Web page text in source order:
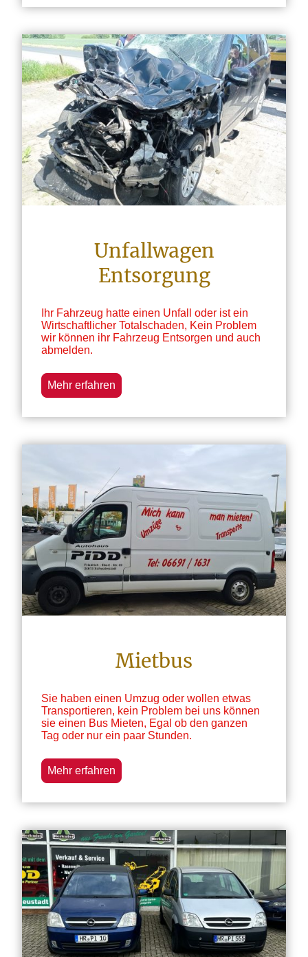
Unfallwagen
Entsorgung
Ihr Fahrzeug hatte einen Unfall oder ist ein
Wirtschaftlicher Totalschaden, Kein Problem
wir können ihr Fahrzeug Entsorgen und auch
abmelden.
Mehr erfahren
Mietbus
Sie haben einen Umzug oder wollen etwas
Transportieren, kein Problem bei uns können
sie einen Bus Mieten, Egal ob den ganzen
Tag oder nur ein paar Stunden.
Mehr erfahren